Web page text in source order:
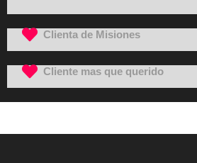
Clienta de Misiones
Cliente mas que querido